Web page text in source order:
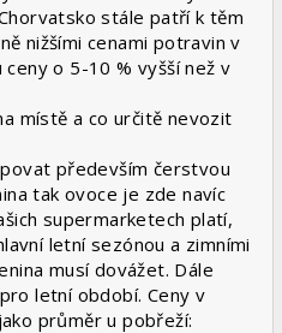
stále patří k těm
nižšími cenami potravin v
o 5-10 % vyšší než v
místě a co určitě nevozit
především čerstvou
tak ovoce je zde navíc
supermarketech platí,
letní sezónou a zimními
musí dovážet. Dále
letní období. Ceny v
průměr u pobřeží: